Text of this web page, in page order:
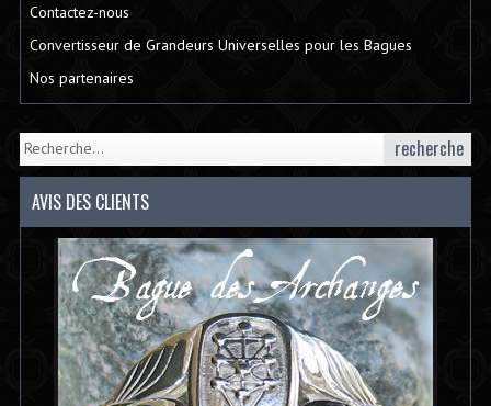
Contactez-nous
Convertisseur de Grandeurs Universelles pour les Bagues
Nos partenaires
recherche
AVIS DES CLIENTS